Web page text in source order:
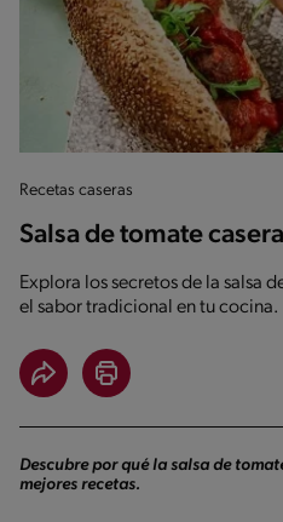
Recetas caseras
Salsa de tomate
Explora los secretos de la salsa
el sabor tradicional en tu cocina.
Descubre por qué la salsa de
mejores recetas.